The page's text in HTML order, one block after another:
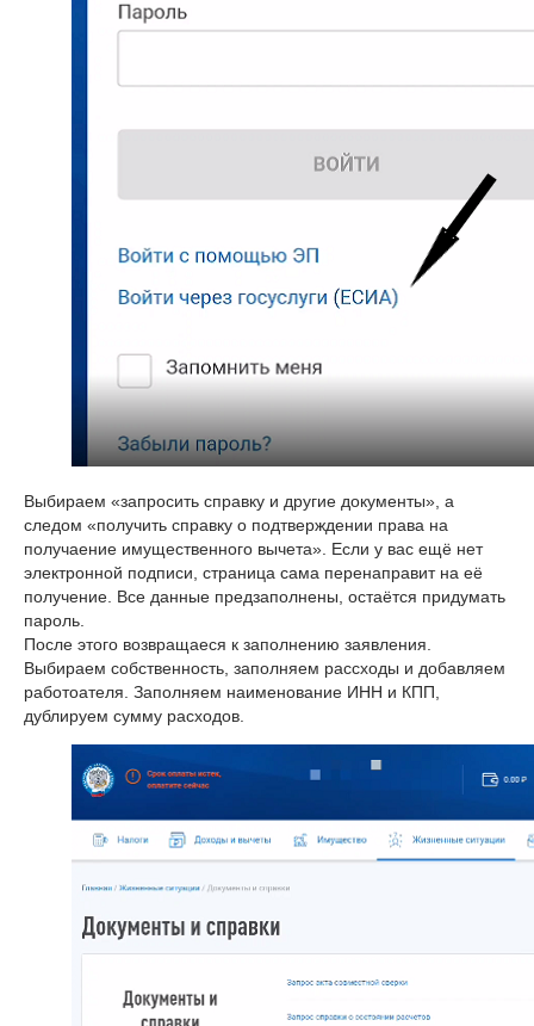
Выбираем «запросить справку и другие документы», а
следом «получить справку о подтверждении права на
получаение имущественного вычета». Если у вас ещё нет
электронной подписи, страница сама перенаправит на её
получение. Все данные предзаполнены, остаётся придумать
пароль.
После этого возвращаеся к заполнению заявления.
Выбираем собственность, заполняем рассходы и добавляем
работоателя. Заполняем наименование ИНН и КПП,
дублируем сумму расходов.